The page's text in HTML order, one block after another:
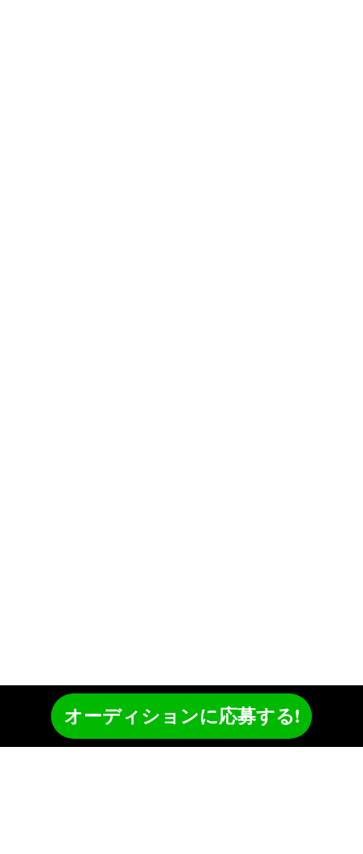
オーディションに応募する!